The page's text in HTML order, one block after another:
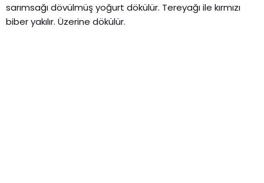
sarımsağı dövülmüş yoğurt dökülür. Tereyağı ile kırmızı
biber yakılır. Üzerine dökülür.